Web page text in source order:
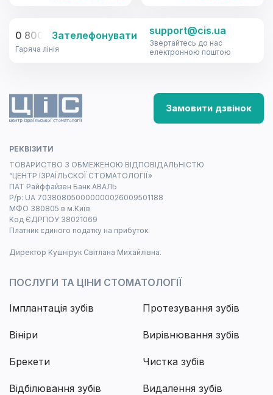
0 800 33-08-12Зателефонувати
Гаряча лінія
support@cis.ua
Звертайтесь до нас
електронною поштою
Замовити дзвінок
РЕКВІЗИТИ
ТОВАРИСТВО З ОБМЕЖЕНОЮ ВІДПОВІДАЛЬНІСТЮ
“ЦЕНТР ІЗРАЇЛЬСКОЇ СТОМАТОЛОГІЇ»
ПАТ Райффайзен Банк АВАЛЬ
Р/р: UA 703808050000000026009501188
МФО 380805 в м.Київ
Код ЄДРПОУ 38021069
Платник єдиного податку на прибуток.
Директор Кушнірук Світлана Михайлівна.
ПОСЛУГИ ТА ЦІНИ СТОМАТОЛОГІЇ
Імплантація зубів Протезування зубів
Вініри Вирівнювання зубів
Брекети Чистка зубів
Відбілювання зубів Видалення зубів